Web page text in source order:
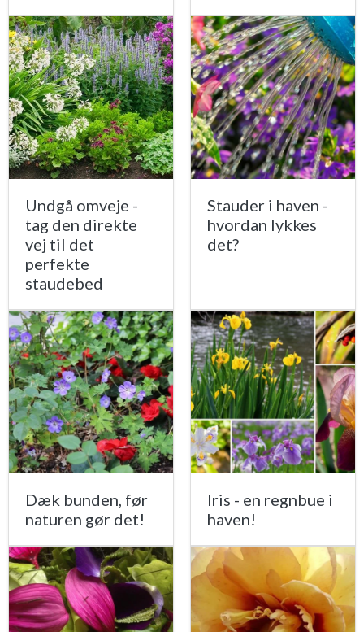
Undgå omveje -
tag den direkte
vej til det
perfekte
staudebed
Stauder i haven -
hvordan lykkes
det?
Dæk bunden, før
naturen gør det!
Iris - en regnbue i
haven!